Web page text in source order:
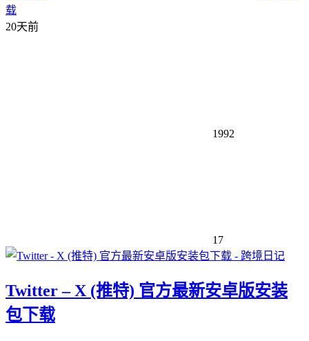
载
20天前
1992
17
Twitter – X (推特) 官方最新安卓版安装
包下载